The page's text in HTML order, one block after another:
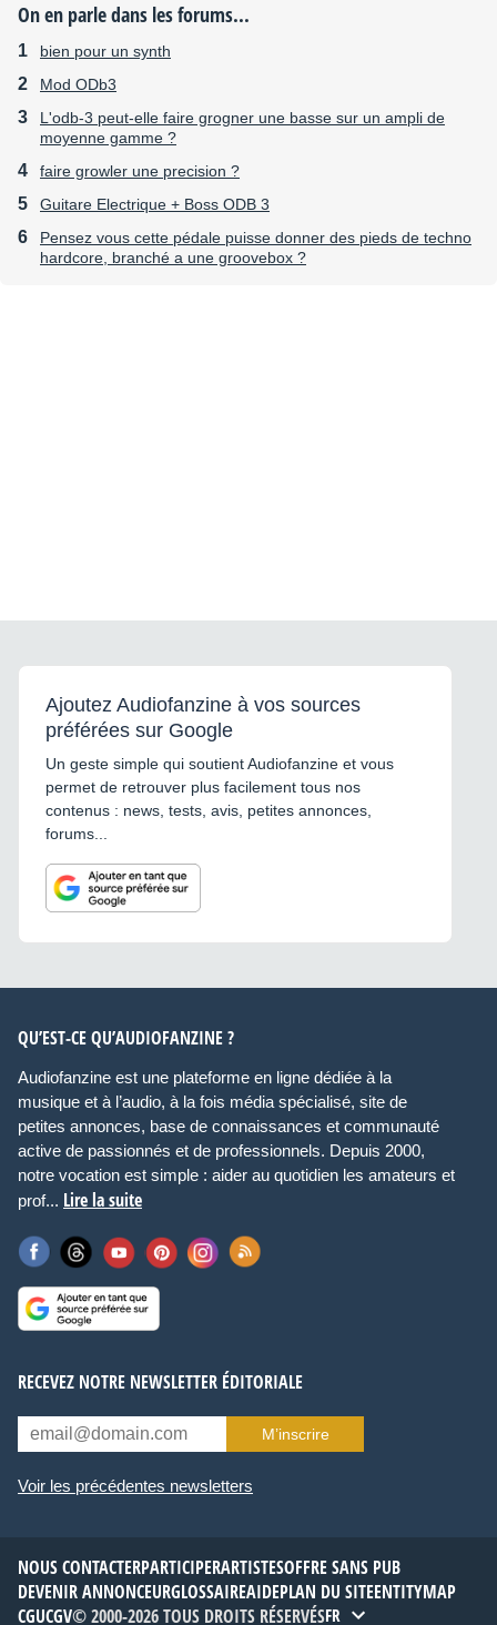
On en parle dans les forums...
bien pour un synth
Mod ODb3
L'odb-3 peut-elle faire grogner une basse sur un ampli de
moyenne gamme ?
faire growler une precision ?
Guitare Electrique + Boss ODB 3
Pensez vous cette pédale puisse donner des pieds de techno
hardcore, branché a une groovebox ?
Ajoutez Audiofanzine à vos sources
préférées sur Google
Un geste simple qui soutient Audiofanzine et vous
permet de retrouver plus facilement tous nos
contenus : news, tests, avis, petites annonces,
forums...
QU’EST-CE QU’AUDIOFANZINE ?
Audiofanzine est une plateforme en ligne dédiée à la
musique et à l’audio, à la fois média spécialisé, site de
petites annonces, base de connaissances et communauté
active de passionnés et de professionnels. Depuis 2000,
notre vocation est simple : aider au quotidien les amateurs et
prof... Lire la suite
RECEVEZ NOTRE NEWSLETTER ÉDITORIALE
M’inscrire
Voir les précédentes newsletters
NOUS CONTACTERPARTICIPERARTISTESOFFRE SANS PUB
DEVENIR ANNONCEURGLOSSAIREAIDEPLAN DU SITEENTITYMAP
CGUCGV© 2000-2026 TOUS DROITS RÉSERVÉSFR